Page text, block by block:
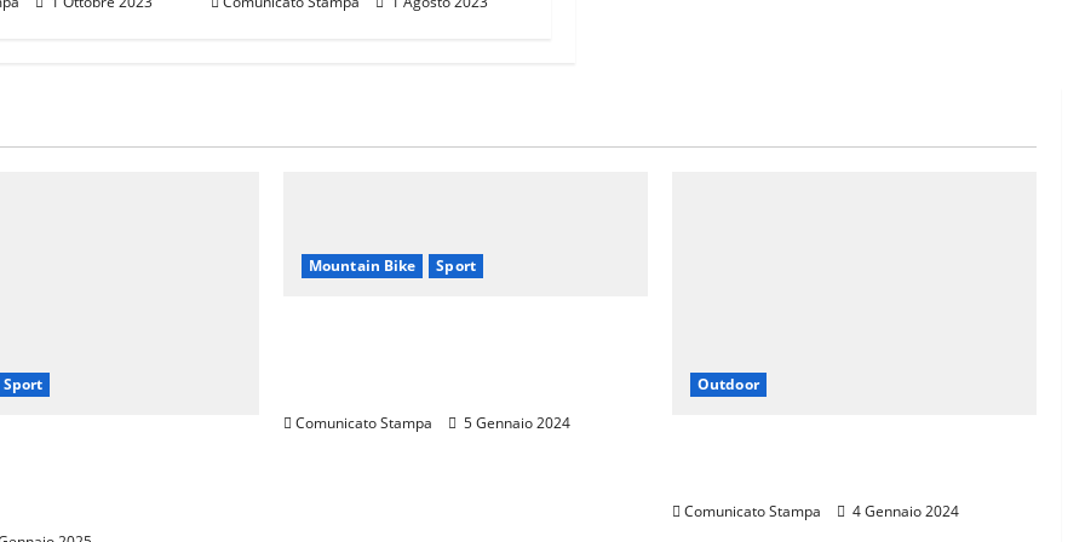
Sport
Mountain Bike Sport
Comunicato Stampa 5 Gennaio 2024
Outdoor
Comunicato Stampa 4 Gennaio 2024